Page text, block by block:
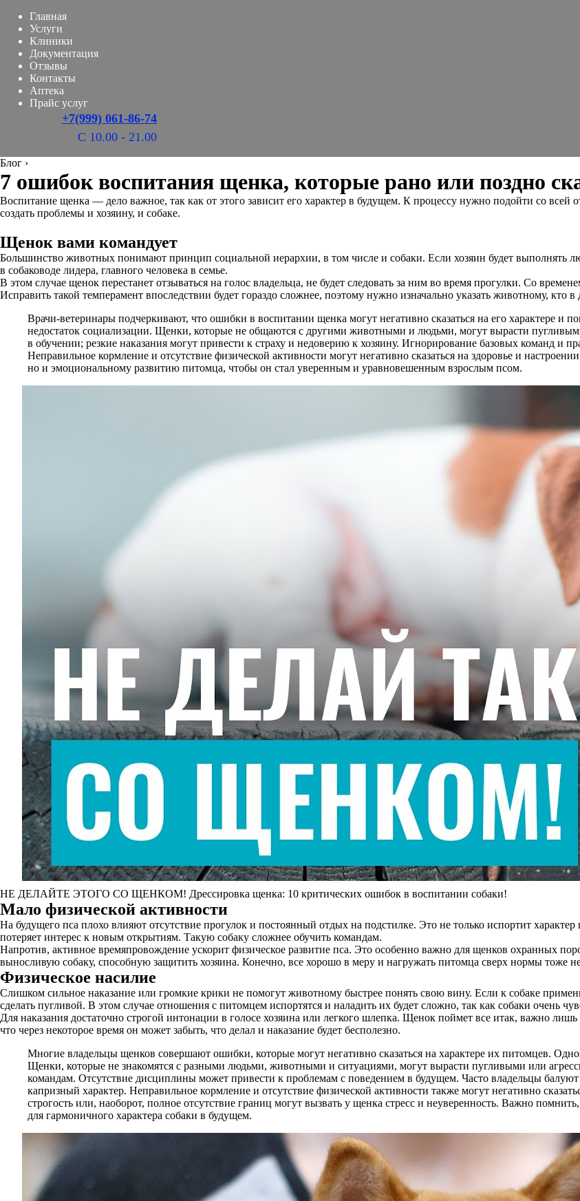
Главная
Услуги
Клиники
Документация
Отзывы
Контакты
Аптека
Прайс услуг
+7(999) 061-86-74
С 10.00 - 21.00
Блог ›
7 ошибок воспитания щенка, которые рано или поздно
Воспитание щенка — дело важное, так как от этого зависит его характер в будущем. К процессу нужно подойти со всей
создать проблемы и хозяину, и собаке.
Щенок вами командует
Большинство животных понимают принцип социальной иерархии, в том числе и собаки. Если хозяин будет выполнять
в собаководе лидера, главного человека в семье.
В этом случае щенок перестанет отзываться на голос владельца, не будет следовать за ним во время прогулки. Со
Исправить такой темперамент впоследствии будет гораздо сложнее, поэтому нужно изначально указать животному, кто
Врачи-ветеринары подчеркивают, что ошибки в воспитании щенка могут негативно сказаться на его характере и
недостаток социализации. Щенки, которые не общаются с другими животными и людьми, могут вырасти
в обучении; резкие наказания могут привести к страху и недоверию к хозяину. Игнорирование базовых команд и
Неправильное кормление и отсутствие физической активности могут негативно сказаться на здоровье и
но и эмоциональному развитию питомца, чтобы он стал уверенным и уравновешенным взрослым псом.
НЕ ДЕЛАЙТЕ ЭТОГО СО ЩЕНКОМ! Дрессировка щенка: 10 критических ошибок в воспитании собаки!
Мало физической активности
На будущего пса плохо влияют отсутствие прогулок и постоянный отдых на подстилке. Это не только испортит
потеряет интерес к новым открытиям. Такую собаку сложнее обучить командам.
Напротив, активное времяпровождение ускорит физическое развитие пса. Это особенно важно для щенков охранных
выносливую собаку, способную защитить хозяина. Конечно, все хорошо в меру и нагружать питомца сверх нормы тоже
Физическое насилие
Слишком сильное наказание или громкие крики не помогут животному быстрее понять свою вину. Если к собаке
сделать пугливой. В этом случае отношения с питомцем испортятся и наладить их будет сложно, так как собаки очень
Для наказания достаточно строгой интонации в голосе хозяина или легкого шлепка. Щенок поймет все итак, важно
что через некоторое время он может забыть, что делал и наказание будет бесполезно.
Многие владельцы щенков совершают ошибки, которые могут негативно сказаться на характере их питомцев.
Щенки, которые не знакомятся с разными людьми, животными и ситуациями, могут вырасти пугливыми или
командам. Отсутствие дисциплины может привести к проблемам с поведением в будущем. Часто владельцы
капризный характер. Неправильное кормление и отсутствие физической активности также могут негативно
строгость или, наоборот, полное отсутствие границ могут вызвать у щенка стресс и неуверенность. Важно
для гармоничного характера собаки в будущем.